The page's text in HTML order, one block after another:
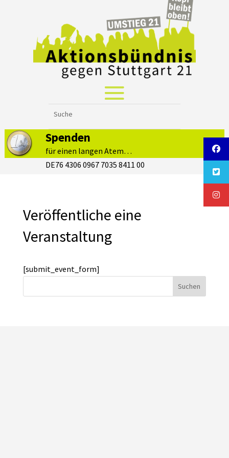
Spenden
für einen langen Atem…
DE76 4306 0967 7035 8411 00
Veröffentliche eine
Veranstaltung
[submit_event_form]
Suchen